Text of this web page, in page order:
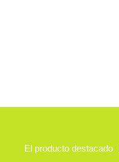
El producto destacado